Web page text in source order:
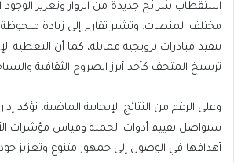
استقطاب شرائح جديدة من الزوار وتعزيز
مختلف المنصات. وتشير تقارير إلى زيادة ملحوظة
تنفيذ مبادرات ترويجية مماثلة، كما أن التغطية
ترسيخ المتحف كأحد أبرز الصروح الثقافية
وعلى الرغم من النتائج الإيجابية الماضية، تؤكد
ستواصل تقييم أدوات الحملة وقياس مؤشرات
أهدافها في الوصول إلى جمهور متنوع وتعزيز